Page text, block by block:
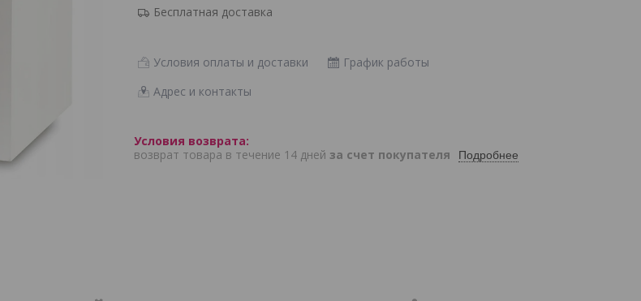
Бесплатная доставка
Условия оплаты и доставки
График работы
Адрес и контакты
возврат товара в течение 14 дней за счет покупателя Подробнее